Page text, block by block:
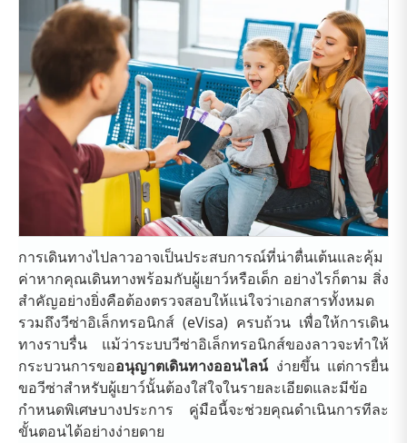
การเดินทางไปลาวอาจเป็นประสบการณ์ที่น่าตื่นเต้นและคุ้ม
ค่าหากคุณเดินทางพร้อมกับผู้เยาว์หรือเด็ก อย่างไรก็ตาม สิ่ง
สำคัญอย่างยิ่งคือต้องตรวจสอบให้แน่ใจว่าเอกสารทั้งหมด
รวมถึงวีซ่าอิเล็กทรอนิกส์ (eVisa) ครบถ้วน เพื่อให้การเดิน
ทางราบรื่น แม้ว่าระบบวีซ่าอิเล็กทรอนิกส์ของลาวจะทำให้
กระบวนการขออนุญาตเดินทางออนไลน์ง่ายขึ้น แต่การยื่น
ขอวีซ่าสำหรับผู้เยาว์นั้นต้องใส่ใจในรายละเอียดและมีข้อ
กำหนดพิเศษบางประการ คู่มือนี้จะช่วยคุณดำเนินการทีละ
ขั้นตอนได้อย่างง่ายดาย